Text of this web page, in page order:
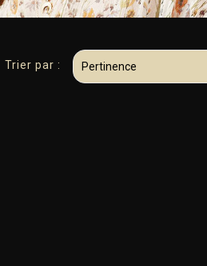
Trier par : Pertinence